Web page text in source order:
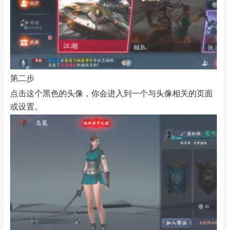
第二步
点击这个黑色的头像，你会进入到一个与头像相关的页面
或设置。